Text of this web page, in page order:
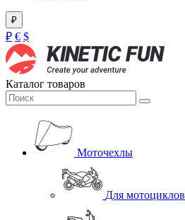
₽
₽ € $
Каталог товаров
Моточехлы
Для мотоциклов